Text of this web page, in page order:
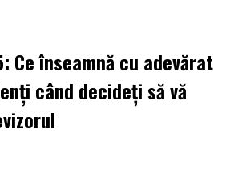
Ce înseamnă cu adevărat
când decideți să vă